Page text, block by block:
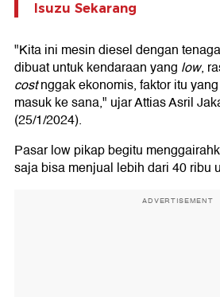
Isuzu Sekarang
"Kita ini mesin diesel dengan
dibuat untuk kendaraan yang low,
costnggak ekonomis, faktor itu
masuk ke sana," ujar Attias Asril
(25/1/2024).
Pasar low pikap begitu
saja bisa menjual lebih dari 40 ribu
ADVERTISEMENT